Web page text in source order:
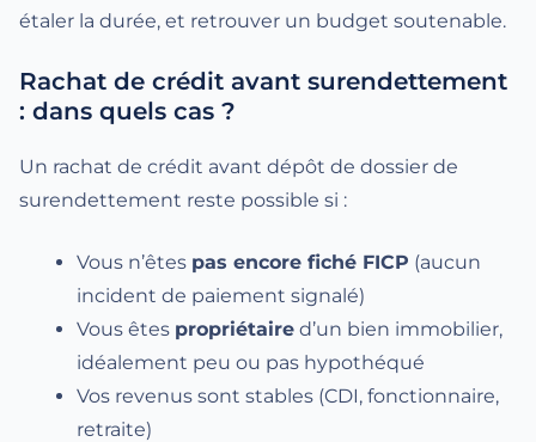
étaler la durée, et retrouver un budget soutenable.
Rachat de crédit avant surendettement
: dans quels cas ?
Un rachat de crédit avant dépôt de dossier de
surendettement reste possible si :
Vous n’êtes pas encore fiché FICP (aucun
incident de paiement signalé)
Vous êtes propriétaire d’un bien immobilier,
idéalement peu ou pas hypothéqué
Vos revenus sont stables (CDI, fonctionnaire,
retraite)